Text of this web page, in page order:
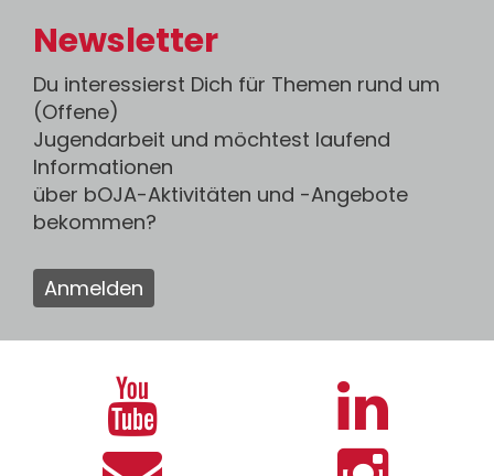
Newsletter
Du interessierst Dich für Themen rund um
(Offene)
Jugendarbeit und möchtest laufend
Informationen
über bOJA-Aktivitäten und -Angebote
bekommen?
Anmelden